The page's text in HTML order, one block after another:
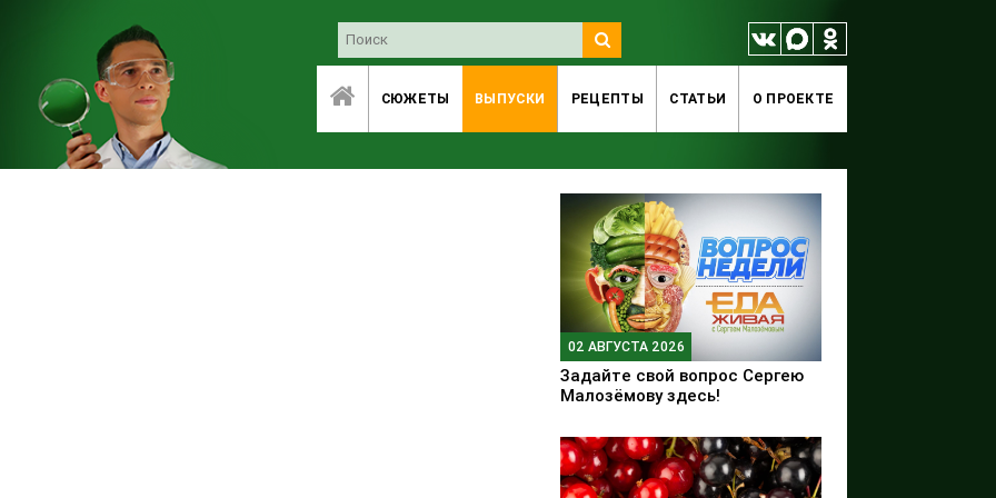
СЮЖЕТЫ ВЫПУСКИ РЕЦЕПТЫ СТАТЬИ O ПРОЕКТЕ
02 АВГУСТА 2026
Задайте свой вопрос Сергею
Малозёмову здесь!